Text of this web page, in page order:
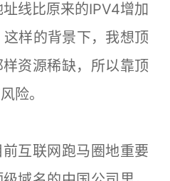
线比原来的IPV4增加
样的背景下，我想顶
资源稀缺，所以靠顶
险。
互联网跑马圈地重要